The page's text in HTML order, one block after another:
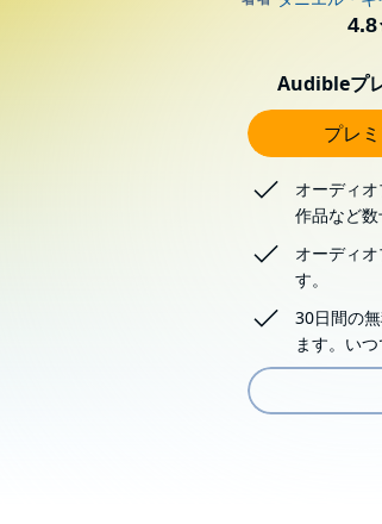
Audibleプ
プレ
オーディ
作品など数
オーディ
す。
30日間の
ます。いつ